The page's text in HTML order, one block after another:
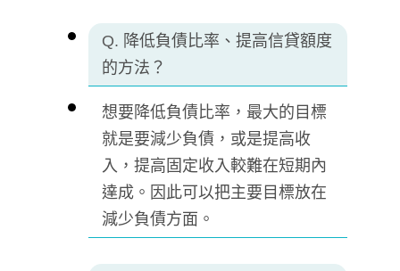
Q. 降低負債比率、提高信貸額度
的方法？
想要降低負債比率，最大的目標
就是要減少負債，或是提高收
入，提高固定收入較難在短期內
達成。因此可以把主要目標放在
減少負債方面。